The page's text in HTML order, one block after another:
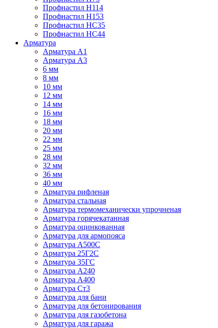
Профнастил Н114
Профнастил Н153
Профнастил НС35
Профнастил НС44
Арматура
Арматура А1
Арматура А3
6 мм
8 мм
10 мм
12 мм
14 мм
16 мм
18 мм
20 мм
22 мм
25 мм
28 мм
32 мм
36 мм
40 мм
Арматура рифленая
Арматура стальная
Арматура термомеханически упрочненая
Арматура горячекатанная
Арматура оцинкованная
Арматура для армопояса
Арматура A500С
Арматура 25Г2С
Арматура 35ГС
Арматура А240
Арматура А400
Арматура Ст3
Арматура для бани
Арматура для бетонирования
Арматура для газобетона
Арматура для гаража